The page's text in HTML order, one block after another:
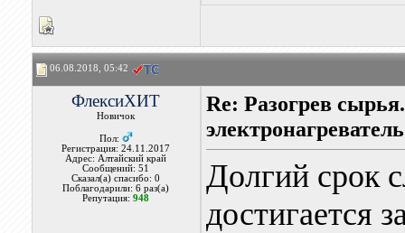
06.08.2018, 05:42
ФлексиХИТ
Новичок
Пол:
Регистрация: 24.11.2017
Адрес: Алтайский край
Сообщений: 51
Сказал(а) спасибо: 0
Поблагодарили: 6 раз(а)
Репутация:948
Re: Разогрев
Долгий срок
достигается